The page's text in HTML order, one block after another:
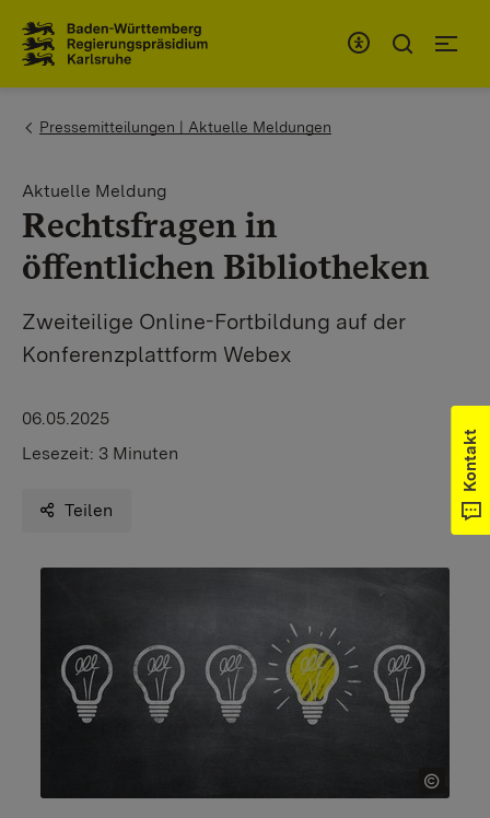
You are here:
Pressemitteilungen | Aktuelle Meldungen
Aktuelle Meldung
Rechtsfragen in
öffentlichen Bibliotheken
Zweiteilige Online-Fortbildung auf der
Konferenzplattform Webex
06.05.2025
Lesezeit: 3 Minuten
Teilen
Kontakt